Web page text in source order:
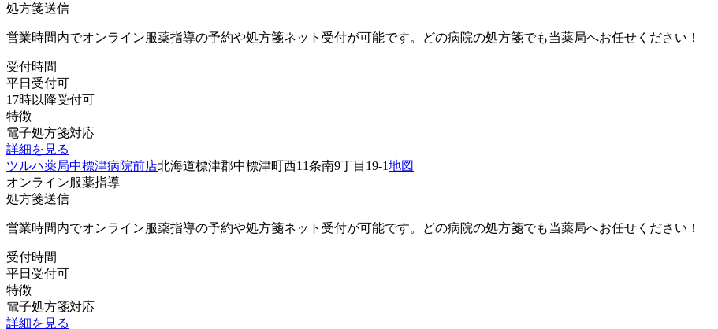
処方箋送信
営業時間内でオンライン服薬指導の予約や処方箋ネット受付が可能です。どの病院の処方箋でも当薬局へお任せください！
受付時間
平日受付可
17時以降受付可
特徴
電子処方箋対応
詳細を見る
ツルハ薬局中標津病院前店北海道標津郡中標津町西11条南9丁目19-1地図
オンライン服薬指導
処方箋送信
営業時間内でオンライン服薬指導の予約や処方箋ネット受付が可能です。どの病院の処方箋でも当薬局へお任せください！
受付時間
平日受付可
特徴
電子処方箋対応
詳細を見る